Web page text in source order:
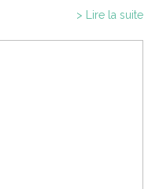
> Lire la suite